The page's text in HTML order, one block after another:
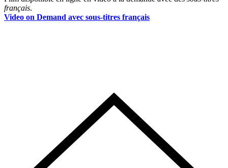
français.
Video on Demand avec sous-titres français